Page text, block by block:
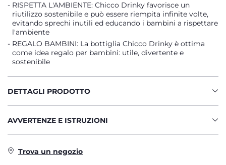
RISPETTA L'AMBIENTE: Chicco Drinky favorisce un
riutilizzo sostenibile e può essere riempita infinite volte,
evitando sprechi inutili ed educando i bambini a rispettare
l'ambiente
REGALO BAMBINI: La bottiglia Chicco Drinky è ottima
come idea regalo per bambini: utile, divertente e
sostenibile
DETTAGLI PRODOTTO
AVVERTENZE E ISTRUZIONI
Trova un negozio